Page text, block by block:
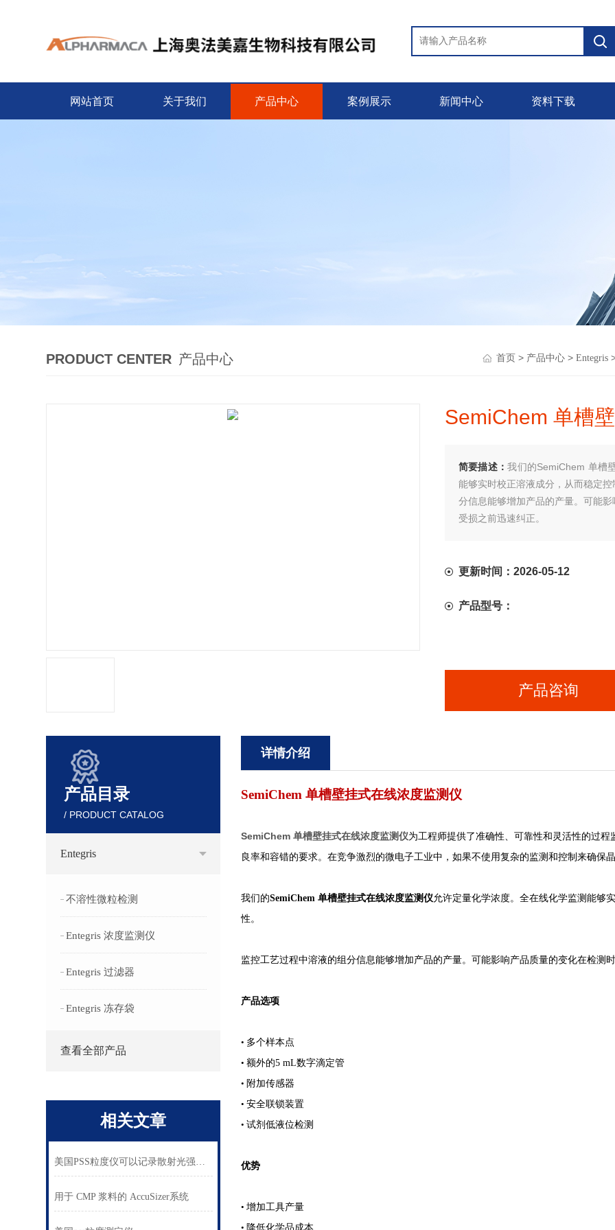
网站首页 关于我们 产品中心 案例展示 新闻中心 资料下载
PRODUCT CENTER 产品中心 首页> 产品中心> Entegris
SemiChem 单槽
简要描述：我们的SemiChem 单槽
能够实时校正溶液成分，从而稳定
分信息能够增加产品的产量。可能
受损之前迅速纠正。
更新时间：2026-05-12
产品型号：
产品咨询
详情介绍
SemiChem单槽壁挂式在线浓度监测仪
SemiChem单槽壁挂式在线浓度监测仪为工程师提供了准确性、可靠性和灵活性的过程
良率和容错的要求。在竞争激烈的微电子工业中，如果不使用复杂的监测和控制来确保
我们的SemiChem单槽壁挂式在线浓度监测仪允许定量化学浓度。全在线化学监测能够
性。
监控工艺过程中溶液的组分信息能够增加产品的产量。可能影响产品质量的变化在检测
产品选项
• 多个样本点
•额外的5 mL数字滴定管
• 附加传感器
•安全联锁装置
•试剂低液位检测
优势
•增加工具产量
• 降低化学品成本
产品目录
/ PRODUCT CATALOG
Entegris
不溶性微粒检测
Entegris 浓度监测仪
Entegris 过滤器
Entegris 冻存袋
查看全部产品
相关文章
美国PSS粒度仪可以记录散射光强信号
用于 CMP 浆料的 AccuSizer系统